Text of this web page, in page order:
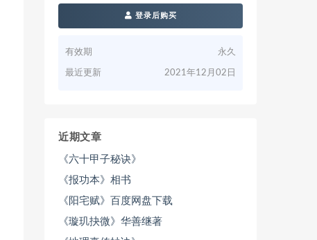
登录后购买
有效期 永久
最近更新 2021年12月02日
近期文章
《六十甲子秘诀》
《报功本》相书
《阳宅赋》百度网盘下载
《璇玑抉微》华善继著